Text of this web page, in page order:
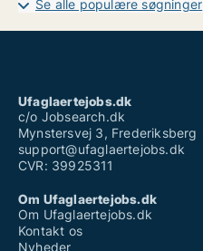
Ufaglært job nyborg
Ufaglært job ringsted
Ufaglært sosu
Ufaglært tagdækker løn
Se alle populære søgninger
Ufaglaertejobs.dk
c/o Jobsearch.dk
Mynstersvej 3, Frederiksberg
support@ufaglaertejobs.dk
CVR: 39925311
Om Ufaglaertejobs.dk
Om Ufaglaertejobs.dk
Kontakt os
Nyheder